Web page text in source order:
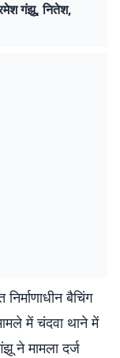
गंझू, नितेश,
बैचिंग
में चंदवा थाने में
ने मामला दर्ज